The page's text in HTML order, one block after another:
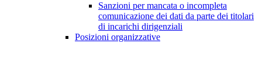
Sanzioni per mancata o incompleta
comunicazione dei dati da parte dei titolari
di incarichi dirigenziali
Posizioni organizzative